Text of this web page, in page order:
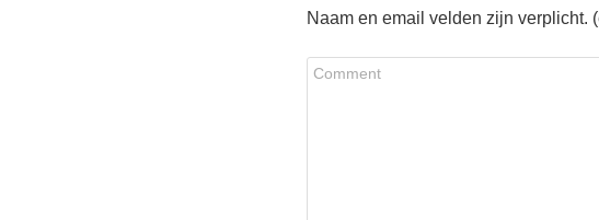
Naam en email velden zijn verplicht.